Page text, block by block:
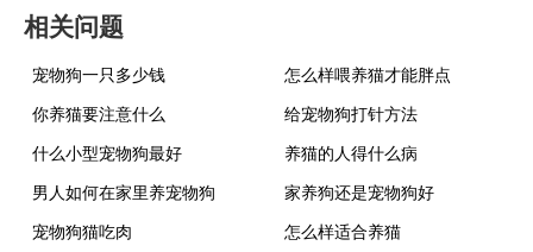
相关问题
宠物狗一只多少钱
怎么样喂养猫才能胖点
你养猫要注意什么
给宠物狗打针方法
什么小型宠物狗最好
养猫的人得什么病
男人如何在家里养宠物狗
家养狗还是宠物狗好
宠物狗猫吃肉
怎么样适合养猫